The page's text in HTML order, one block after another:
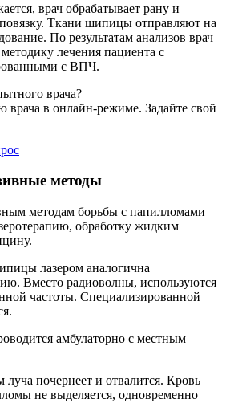
врач обрабатывает рану и
Ткани шипицы отправляют на
По результатам анализов врач
лечения пациента с
с ВПЧ.
врача?
врача в онлайн-режиме. Задайте свой
методы
методам борьбы с папилломами
обработку жидким
лазером аналогична
Вместо радиоволны, используются
частоты. Специализированной
амбулаторно с местным
почернеет и отвалится. Кровь
не выделяется, одновременно